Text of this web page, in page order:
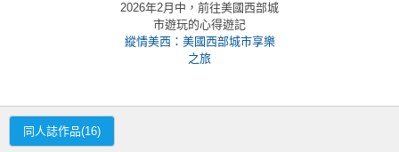
2026年2月中，前往美國西部城
市遊玩的心得遊記
縱情美西：美國西部城市享樂
之旅
同人誌作品(16)